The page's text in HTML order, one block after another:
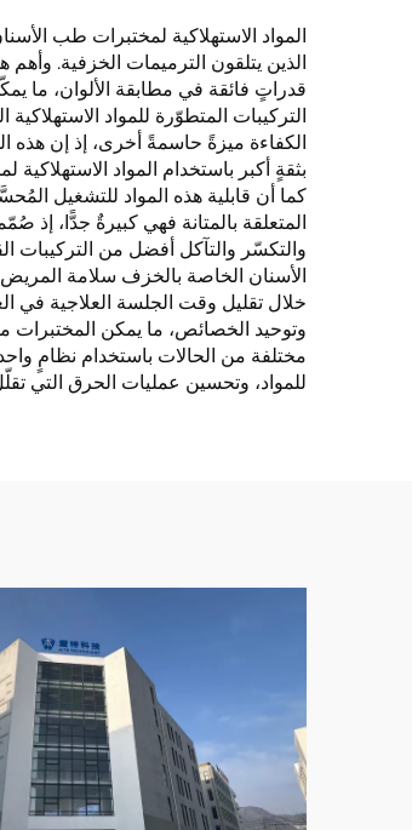
المواد الاستهلاكية لمختبرات طب
الذين يتلقون الترميمات الخزفية. وأهم
قدراتٍ فائقة في مطابقة الألوان، ما
التركيبات المتطوّرة للمواد
الكفاءة ميزةً حاسمةً أخرى، إذ إن هذه
بثقةٍ أكبر باستخدام المواد
كما أن قابلية هذه المواد للتشغيل
المتعلقة بالمتانة فهي كبيرةٌ جدًّا، إذ
والتكسّر والتآكل أفضل من التركيبات
الأسنان الخاصة بالخزف سلامة
خلال تقليل وقت الجلسة العلاجية في
وتوحيد الخصائص، ما يمكن المختبرات
مختلفة من الحالات باستخدام نظامٍ
للمواد، وتحسين عمليات الحرق التي